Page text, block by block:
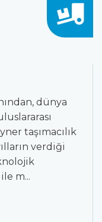
dünya
taşımacılık
verdiği
m...